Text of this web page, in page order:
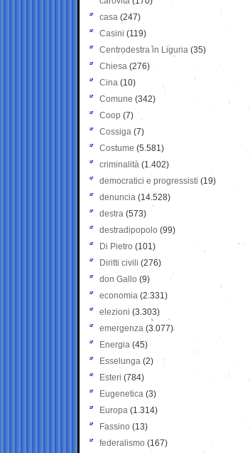
casa (247)
Casini (119)
Centrodestra in Liguria (35)
Chiesa (276)
Cina (10)
Comune (342)
Coop (7)
Cossiga (7)
Costume (5.581)
criminalità (1.402)
democratici e progressisti (19)
denuncia (14.528)
destra (573)
destradipopolo (99)
Di Pietro (101)
Diritti civili (276)
don Gallo (9)
economia (2.331)
elezioni (3.303)
emergenza (3.077)
Energia (45)
Esselunga (2)
Esteri (784)
Eugenetica (3)
Europa (1.314)
Fassino (13)
federalismo (167)